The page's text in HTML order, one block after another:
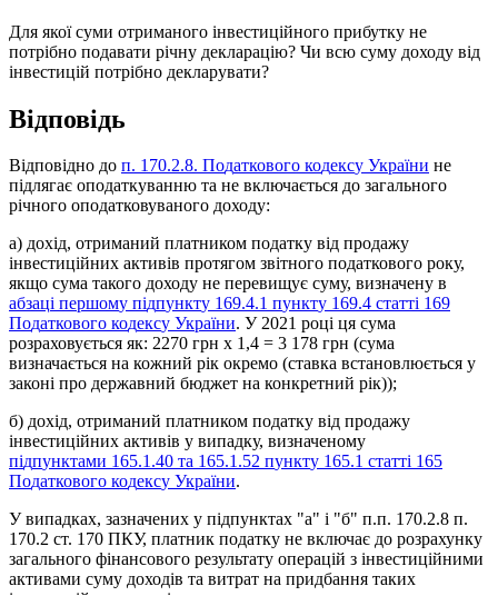
Для якої суми отриманого інвестиційного прибутку не
потрібно подавати річну декларацію? Чи всю суму доходу від
інвестицій потрібно декларувати?
Відповідь
Відповідно до п. 170.2.8. Податкового кодексу України не
підлягає оподаткуванню та не включається до загального
річного оподатковуваного доходу:
а) дохід, отриманий платником податку від продажу
інвестиційних активів протягом звітного податкового року,
якщо сума такого доходу не перевищує суму, визначену в
абзаці першому підпункту 169.4.1 пункту 169.4 статті 169
Податкового кодексу України. У 2021 році ця сума
розраховується як: 2270 грн х 1,4 = 3 178 грн (сума
визначається на кожний рік окремо (ставка встановлюється у
законі про державний бюджет на конкретний рік));
б) дохід, отриманий платником податку від продажу
інвестиційних активів у випадку, визначеному
підпунктами 165.1.40 та 165.1.52 пункту 165.1 статті 165
Податкового кодексу України.
У випадках, зазначених у підпунктах "а" і "б" п.п. 170.2.8 п.
170.2 ст. 170 ПКУ, платник податку не включає до розрахунку
загального фінансового результату операцій з інвестиційними
активами суму доходів та витрат на придбання таких